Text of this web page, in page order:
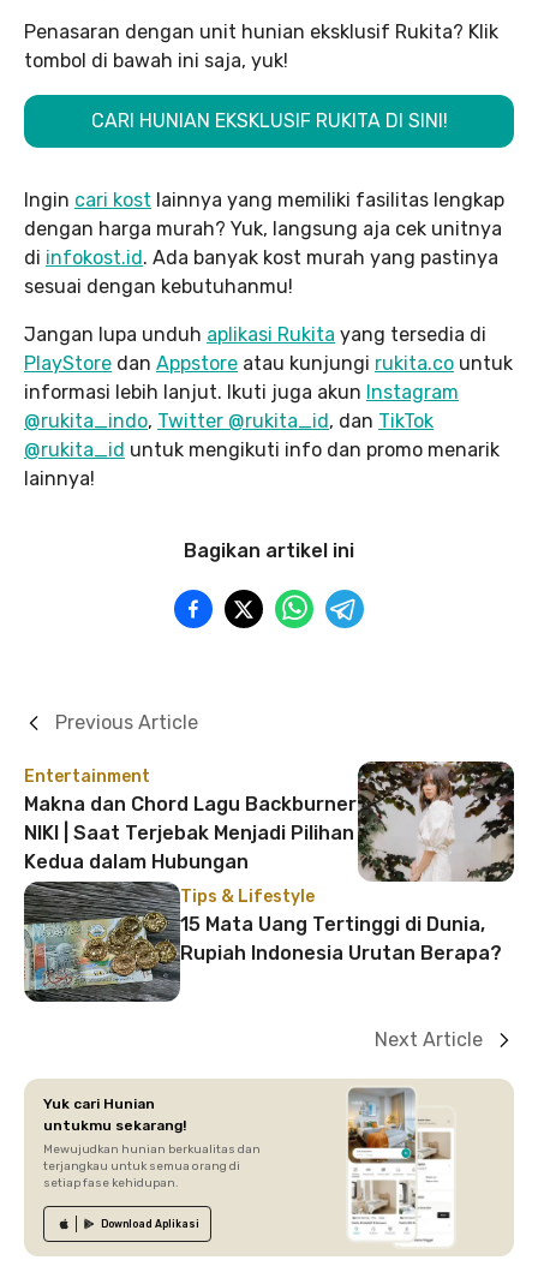
Penasaran dengan unit hunian eksklusif Rukita? Klik
tombol di bawah ini saja, yuk!
CARI HUNIAN EKSKLUSIF RUKITA DI SINI!
Ingin cari kost lainnya yang memiliki fasilitas lengkap
dengan harga murah? Yuk, langsung aja cek unitnya
di infokost.id. Ada banyak kost murah yang pastinya
sesuai dengan kebutuhanmu!
Jangan lupa unduh aplikasi Rukita yang tersedia di
PlayStore dan Appstore atau kunjungi rukita.co untuk
informasi lebih lanjut. Ikuti juga akun Instagram
@rukita_indo, Twitter @rukita_id, dan TikTok
@rukita_id untuk mengikuti info dan promo menarik
lainnya!
Bagikan artikel ini
Entertainment
Makna dan Chord Lagu Backburner
NIKI | Saat Terjebak Menjadi Pilihan
Kedua dalam Hubungan
Previous Article
Tips & Lifestyle
15 Mata Uang Tertinggi di Dunia,
Rupiah Indonesia Urutan Berapa?
Next Article
Yuk cari Hunian
untukmu sekarang!
Mewujudkan hunian berkualitas dan
terjangkau untuk semua orang di
setiap fase kehidupan.
Download Aplikasi